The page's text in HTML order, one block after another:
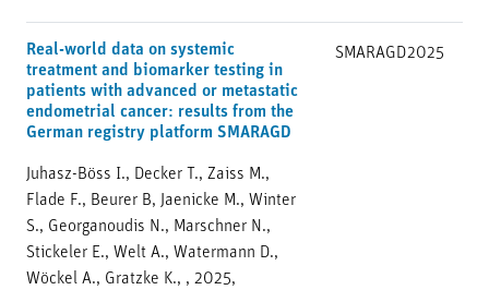
Real-world data on systemic
treatment and biomarker testing in
patients with advanced or metastatic
endometrial cancer: results from the
German registry platform SMARAGD
Juhasz-Böss I., Decker T., Zaiss M.,
Flade F., Beurer B, Jaenicke M., Winter
S., Georganoudis N., Marschner N.,
Stickeler E., Welt A., Watermann D.,
Wöckel A., Gratzke K., , 2025,
SMARAGD2025